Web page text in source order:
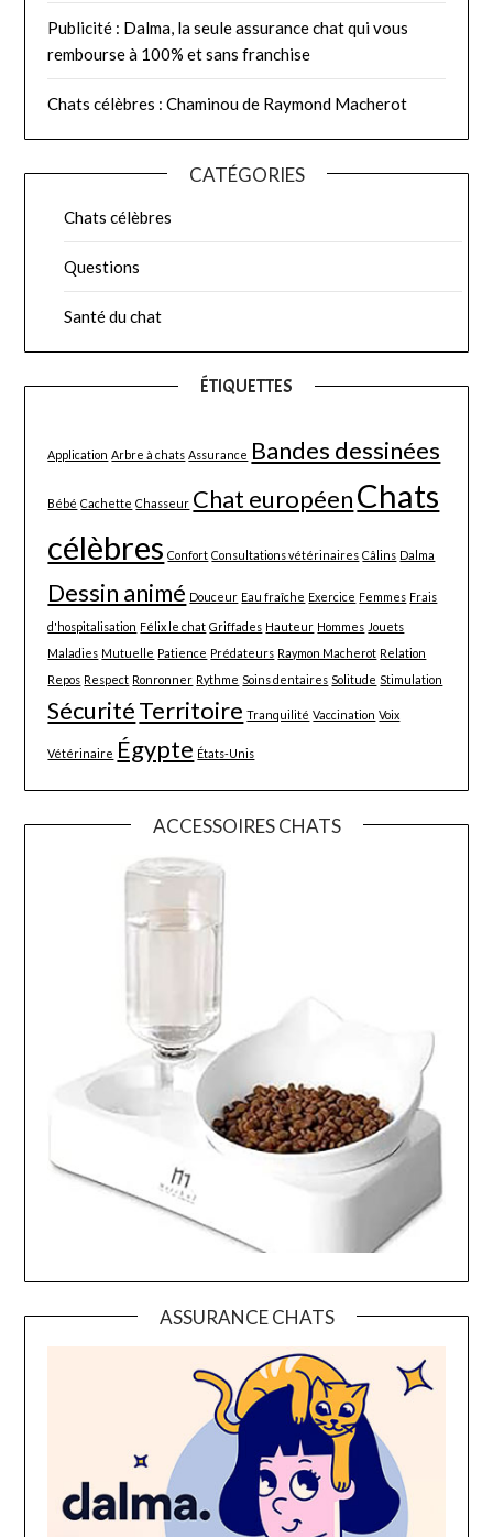
Publicité : Dalma, la seule assurance chat qui vous
rembourse à 100% et sans franchise
Chats célèbres : Chaminou de Raymond Macherot
CATÉGORIES
Chats célèbres
Questions
Santé du chat
ÉTIQUETTES
Application Arbre à chats Assurance Bandes dessinées
Bébé Cachette Chasseur Chat européenChats
célèbres Confort Consultations vétérinaires Câlins Dalma
Dessin animé Douceur Eau fraîche Exercice Femmes Frais
d'hospitalisation Félix le chat Griffades Hauteur Hommes Jouets
Maladies Mutuelle Patience Prédateurs Raymon Macherot Relation
Repos Respect Ronronner Rythme Soins dentaires Solitude Stimulation
SécuritéTerritoire Tranquilité Vaccination Voix
Vétérinaire Égypte États-Unis
ACCESSOIRES CHATS
ASSURANCE CHATS